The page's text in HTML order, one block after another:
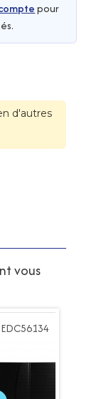
pour
d'autres
vous
EDC56134